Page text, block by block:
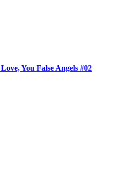
You False Angels #02